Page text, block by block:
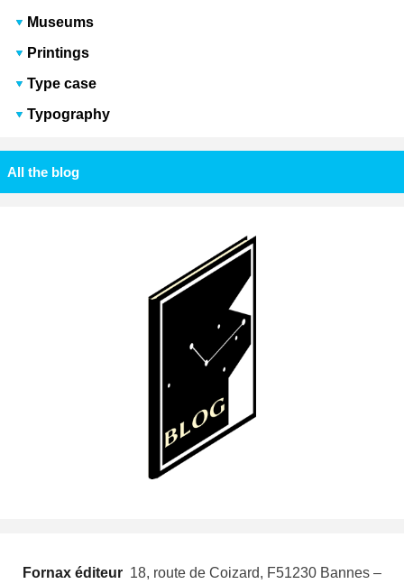
Museums
Printings
Type case
Typography
All the blog
Fornax éditeur  18, route de Coizard, F51230 Bannes –